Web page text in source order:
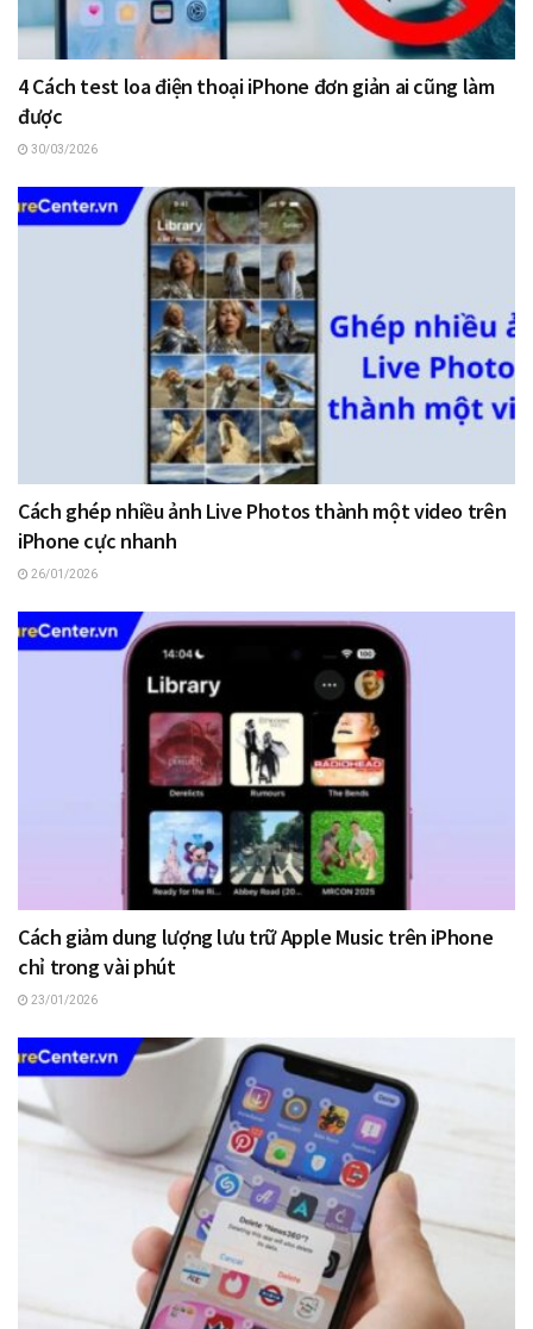
4 Cách test loa điện thoại iPhone đơn giản ai cũng làm
được
30/03/2026
Cách ghép nhiều ảnh Live Photos thành một video trên
iPhone cực nhanh
26/01/2026
Cách giảm dung lượng lưu trữ Apple Music trên iPhone
chỉ trong vài phút
23/01/2026